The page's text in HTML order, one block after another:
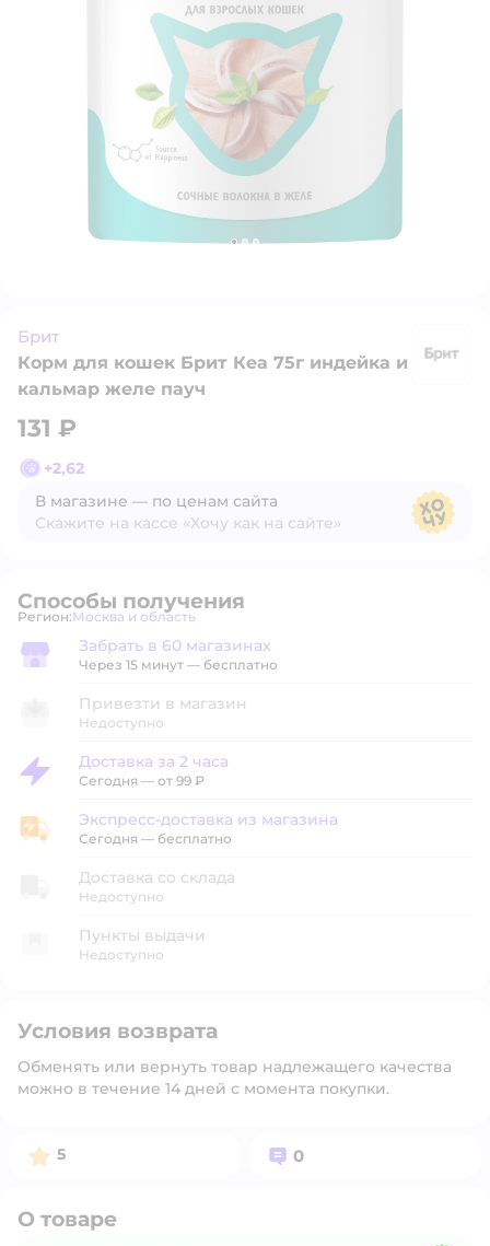
Брит
Корм для кошек Брит Кеа 75г индейка и
кальмар желе пауч
131 ₽
+2,62
В магазине — по ценам сайта
Скажите на кассе «Хочу как на сайте»
Способы получения
Регион: Выбор адреса доставки.
Москва и область
Забрать в магазине
Забрать в 60 магазинах
Через 15 минут — бесплатно
Привезти в магазин
Недоступно
Доставка за 2 часа
Доставка за 2 часа
Сегодня — от 99 ₽
Экспресс-доставка из магазина
Экспресс-доставка из магазина
Сегодня — бесплатно
Доставка со склада
Недоступно
Пункты выдачи
Недоступно
Условия возврата
Обменять или вернуть товар надлежащего качества
можно в течение 14 дней с момента покупки.
Рейтинг:
5 Вопросов:
0
О товаре